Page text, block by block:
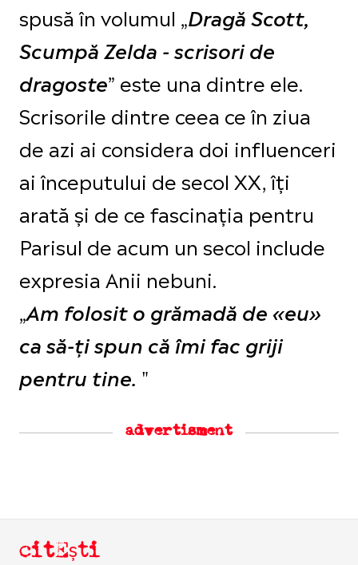
spusă în volumul „Dragă Scott,
Scumpă Zelda - scrisori de
dragoste” este una dintre ele.
Scrisorile dintre ceea ce în ziua
de azi ai considera doi influenceri
ai începutului de secol XX, îți
arată și de ce fascinația pentru
Parisul de acum un secol include
expresia Anii nebuni.
„Am folosit o grămadă de «eu»
ca să-ți spun că îmi fac griji
pentru tine. "
advertisment
citEști